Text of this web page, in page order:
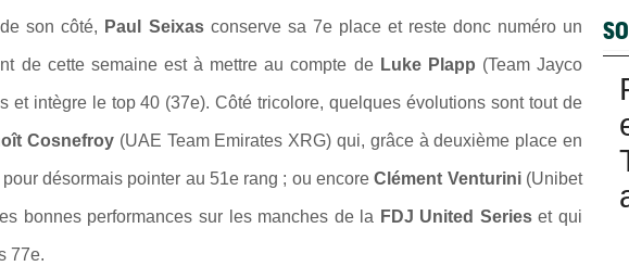
son côté, Paul Seixas conserve sa 7e place et reste donc numéro un
de cette semaine est à mettre au compte de Luke Plapp (Team Jayco
et intègre le top 40 (37e). Côté tricolore, quelques évolutions sont tout de
Cosnefroy (UAE Team Emirates XRG) qui, grâce à deuxième place en
désormais pointer au 51e rang ; ou encoreClément Venturini(Unibet
bonnes performances sur les manches de la FDJ United Serieset qui
77e.